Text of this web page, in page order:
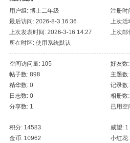
用户组: 博士二年级
注册时
最后访问: 2026-8-3 16:36
上次活
上次发表时间: 2026-3-16 14:27
上次邮
所在时区: 使用系统默认
空间访问量: 105
好友数
帖子数: 898
主题数
精华数: 0
记录数
日志数: 0
相册数
分享数: 1
已用空
积分: 14583
威望: 1
金币: 10962
小红花